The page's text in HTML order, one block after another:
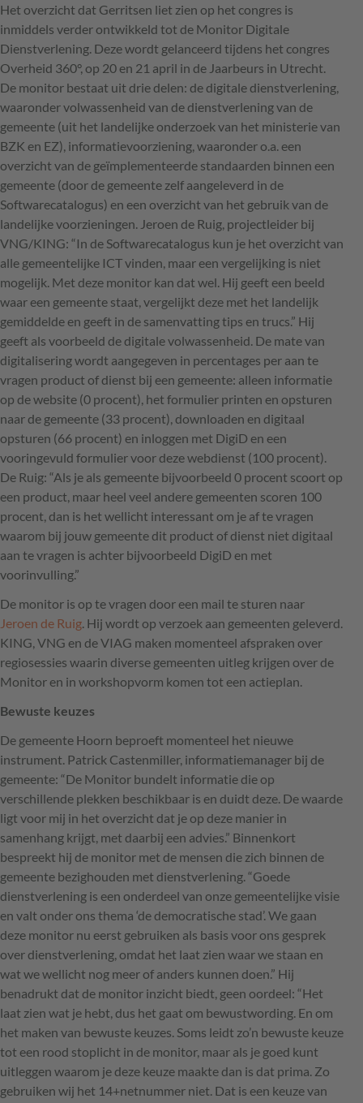
Het overzicht dat Gerritsen liet zien op het congres is
inmiddels verder ontwikkeld tot de Monitor Digitale
Dienstverlening. Deze wordt gelanceerd tijdens het congres
Overheid 360°, op 20 en 21 april in de Jaarbeurs in Utrecht.
De monitor bestaat uit drie delen: de digitale dienstverlening,
waaronder volwassenheid van de dienstverlening van de
gemeente (uit het landelijke onderzoek van het ministerie van
BZK en EZ), informatievoorziening, waaronder o.a. een
overzicht van de geïmplementeerde standaarden binnen een
gemeente (door de gemeente zelf aangeleverd in de
Softwarecatalogus) en een overzicht van het gebruik van de
landelijke voorzieningen. Jeroen de Ruig, projectleider bij
VNG/KING: “In de Softwarecatalogus kun je het overzicht van
alle gemeentelijke ICTvinden, maar een vergelijking is niet
mogelijk. Met deze monitor kan dat wel. Hij geeft een beeld
waar een gemeente staat, vergelijkt deze met het landelijk
gemiddelde en geeft in de samenvatting tips en trucs.” Hij
geeft als voorbeeld de digitale volwassenheid. De mate van
digitalisering wordt aangegeven in percentages per aan te
vragen product of dienst bij een gemeente: alleen informatie
op de website (0 procent), het formulier printen en opsturen
naar de gemeente (33 procent), downloaden en digitaal
opsturen (66 procent) en inloggen met DigiD en een
vooringevuld formulier voor deze webdienst (100 procent).
De Ruig: “Als je als gemeente bijvoorbeeld 0 procent scoort op
een product, maar heel veel andere gemeenten scoren 100
procent, dan is het wellicht interessant om je af te vragen
waarom bij jouw gemeente dit product of dienst niet digitaal
aan te vragen is achter bijvoorbeeld DigiD en met
voorinvulling.”
De monitor is op te vragen door een mail te sturen naar
Jeroen de Ruig. Hij wordt op verzoek aan gemeenten geleverd.
KING, VNG en deVIAG maken momenteel afspraken over
regiosessies waarin diverse gemeenten uitleg krijgen over de
Monitor en in workshopvorm komen tot een actieplan.
Bewuste keuzes
De gemeente Hoorn beproeft momenteel het nieuwe
instrument. Patrick Castenmiller, informatiemanager bij de
gemeente: “De Monitor bundelt informatie die op
verschillende plekken beschikbaar is en duidt deze. De waarde
ligt voor mij in het overzicht dat je op deze manier in
samenhang krijgt, met daarbij een advies.” Binnenkort
bespreekt hij de monitor met de mensen die zich binnen de
gemeente bezighouden met dienstverlening. “Goede
dienstverlening is een onderdeel van onze gemeentelijke visie
en valt onder ons thema ‘de democratische stad’. We gaan
deze monitor nu eerst gebruiken als basis voor ons gesprek
over dienstverlening, omdat het laat zien waar we staan en
wat we wellicht nog meer of anders kunnen doen.” Hij
benadrukt dat de monitor inzicht biedt, geen oordeel: “Het
laat zien wat je hebt, dus het gaat om bewustwording. En om
het maken van bewuste keuzes. Soms leidt zo’n bewuste keuze
tot een rood stoplicht in de monitor, maar als je goed kunt
uitleggen waarom je deze keuze maakte dan is dat prima. Zo
gebruiken wij het 14+netnummer niet. Dat is een keuze van